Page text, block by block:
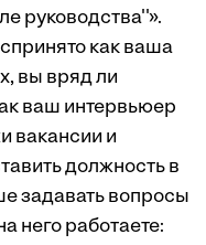
руководства''».
как ваша
вы вряд ли
ваш интервьюер
вакансии и
должность в
задавать вопросы
него работаете: